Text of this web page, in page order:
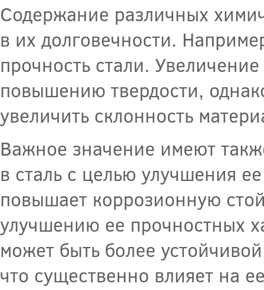
Содержание различных
в их долговечности.
прочность стали.
повышению твердости,
увеличить склонность
Важное значение имеют
в сталь с целью улучшения
повышает коррозионную
улучшению ее прочностных
может быть более
что существенно влияет на